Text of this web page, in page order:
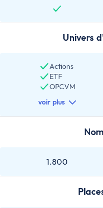
Univers
Actions
ETF
OPCVM
voir plus
1.800